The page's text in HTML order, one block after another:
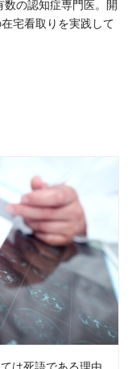
の認知症専門医。開
宅看取りを実践して
は死語である理由